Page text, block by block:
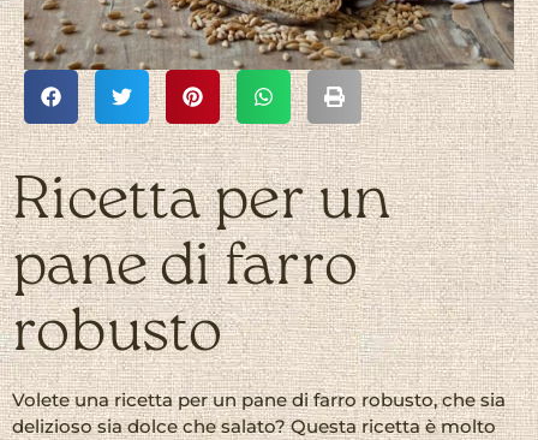
Ricetta per un
pane di farro
robusto
Volete una ricetta per un pane di farro robusto, che sia
delizioso sia dolce che salato? Questa ricetta è molto